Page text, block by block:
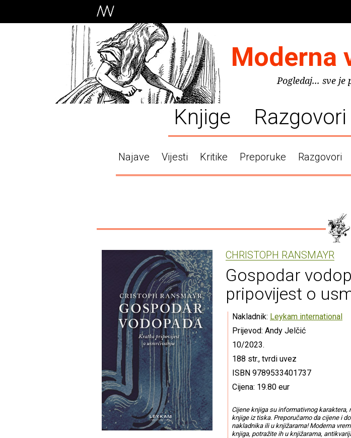
Moderna
Pogledaj... sve je
Knjige Razgovori
Najave Vijesti Kritike Preporuke Razgovori
CHRISTOPH RANSMAYR
Gospodar
pripovijest o
Nakladnik: Leykam international
Prijevod: Andy Jelčić
10/2023.
188 str., tvrdi uvez
ISBN 9789533401737
Cijena: 19.80 eur
Cijene knjiga su informativnog karaktera,
knjige iz tiska. Preporučamo da cijene i
nakladnika ili u knjižarama! Moderna
knjiga, potražite ih u knjižarama,